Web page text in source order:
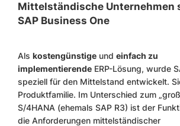
Mittelständische Unternehmen
SAP Business One
Als kostengünstige und einfach zu
implementierende ERP-Lösung, wurde
speziell für den Mittelstand entwickelt.
Produktfamilie. Im Unterschied zum
S/4HANA (ehemals SAP R3) ist der
die Anforderungen mittelständischer